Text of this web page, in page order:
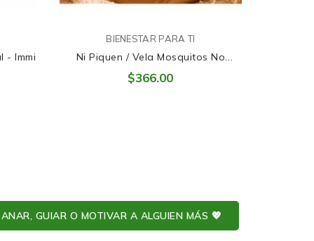
- Immi
BIENESTAR PARA TI
Ni Piquen / Vela Mosquitos No
Invitados
$366.00
GUIAR O MOTIVAR A ALGUIEN MÁS 💖